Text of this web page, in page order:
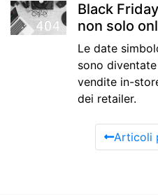
Black
non solo
Le date
sono
vendite in-
dei retailer.
Articoli